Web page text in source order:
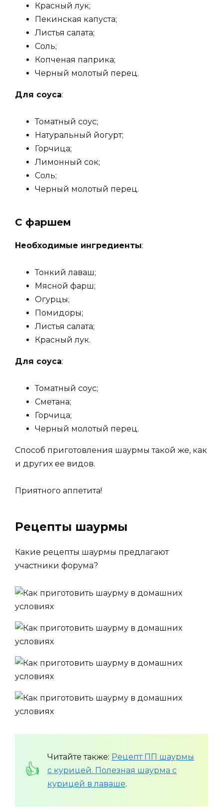
Красный лук;
Пекинская капуста;
Листья салата;
Соль;
Копченая паприка;
Черный молотый перец.
Для соуса:
Томатный соус;
Натуральный йогурт;
Горчица;
Лимонный сок;
Соль;
Черный молотый перец.
С фаршем
Необходимые ингредиенты:
Тонкий лаваш;
Мясной фарш;
Огурцы;
Помидоры;
Листья салата;
Красный лук.
Для соуса:
Томатный соус;
Сметана;
Горчица;
Черный молотый перец.
Способ приготовления шаурмы такой же, как
и других ее видов.
Приятного аппетита!
Рецепты шаурмы
Какие рецепты шаурмы предлагают
участники форума?
Читайте также: Рецепт ПП шаурмы
с курицей. Полезная шаурма с
курицей в лаваше.